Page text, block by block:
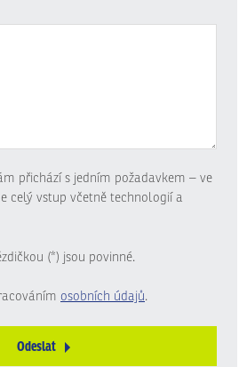
přichází s jedním požadavkem – ve
celý vstup včetně technologií a
(*) jsou povinné.
osobních údajů.
Odeslat